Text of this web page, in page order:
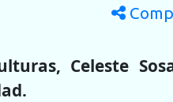
Celeste